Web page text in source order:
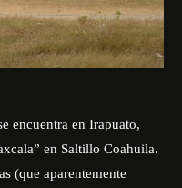
encuentra en Irapuato,
en Saltillo Coahuila.
(que aparentemente